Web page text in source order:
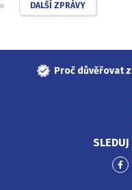
DALŠÍ ZPRÁVY
Proč důvěřovat